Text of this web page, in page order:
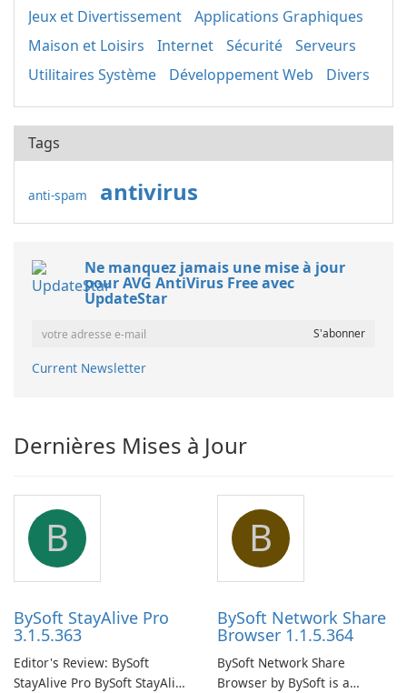
Jeux et Divertissement
Applications Graphiques
Maison et Loisirs
Internet Sécurité
Serveurs
Utilitaires Système
Développement Web Divers
Tags
anti-spam antivirus
Ne manquez jamais une mise à jour
pour AVG AntiVirus Free avec
UpdateStar
Current Newsletter
Dernières Mises à Jour
B
BySoft StayAlive Pro
3.1.5.363
Editor's Review: BySoft
StayAlive Pro BySoft StayAlive
B
BySoft Network Share
Browser 1.1.5.364
BySoft Network Share
Browser by BySoft is a